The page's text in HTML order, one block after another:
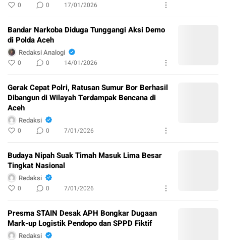
0 0 17/01/2026
Bandar Narkoba Diduga Tunggangi Aksi Demo
di Polda Aceh
Redaksi Analogi
0 0 14/01/2026
Gerak Cepat Polri, Ratusan Sumur Bor Berhasil
Dibangun di Wilayah Terdampak Bencana di
Aceh
Redaksi
0 0 7/01/2026
Budaya Nipah Suak Timah Masuk Lima Besar
Tingkat Nasional
Redaksi
0 0 7/01/2026
Presma STAIN Desak APH Bongkar Dugaan
Mark-up Logistik Pendopo dan SPPD Fiktif
Redaksi